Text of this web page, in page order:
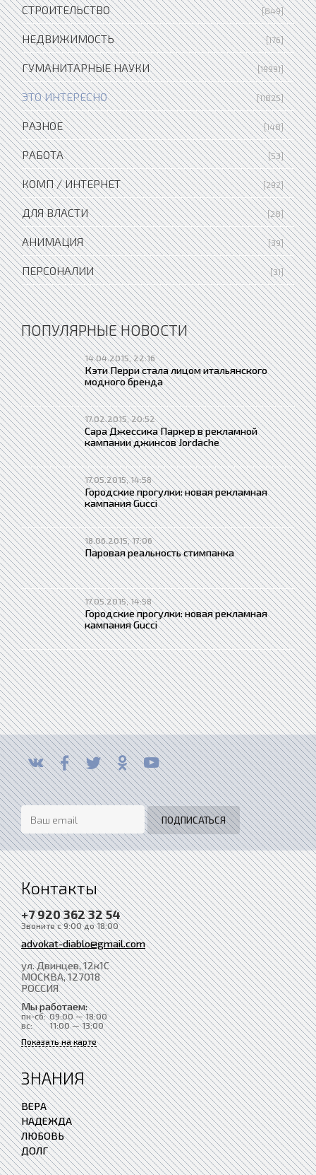
СТРОИТЕЛЬСТВО [849]
НЕДВИЖИМОСТЬ [176]
ГУМАНИТАРНЫЕ НАУКИ [19991]
ЭТО ИНТЕРЕСНО [11825]
РАЗНОЕ [148]
РАБОТА [53]
КОМП / ИНТЕРНЕТ [292]
ДЛЯ ВЛАСТИ [28]
АНИМАЦИЯ [39]
ПЕРСОНАЛИИ [31]
ПОПУЛЯРНЫЕ НОВОСТИ
14.04.2015, 22:16
Кэти Перри стала лицом итальянского
модного бренда
17.02.2015, 20:52
Сара Джессика Паркер в рекламной
кампании джинсов Jordache
17.05.2015, 14:58
Городские прогулки: новая рекламная
кампания Gucci
18.06.2015, 17:06
Паровая реальность стимпанка
17.05.2015, 14:58
Городские прогулки: новая рекламная
кампания Gucci
Контакты
+7 920 362 32 54
Звоните с 9:00 до 18:00
advokat-diablo@gmail.com
ул. Двинцев, 12к1С
МОСКВА, 127018
РОССИЯ
Мы работаем:
пн-сб: 09:00 — 18:00
вс:
11:00 — 13:00
Показать на карте
ЗНАНИЯ
ВЕРА
НАДЕЖДА
ЛЮБОВЬ
ДОЛГ